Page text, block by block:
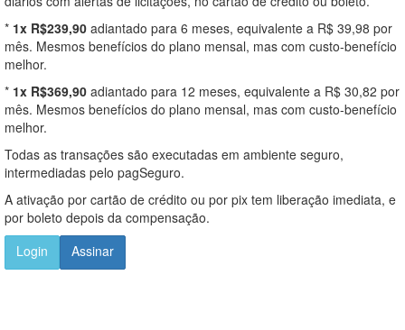
* 1x R$239,90 adiantado para 6 meses, equivalente a R$ 39,98 por
mês. Mesmos benefícios do plano mensal, mas com custo-benefício
melhor.
* 1x R$369,90 adiantado para 12 meses, equivalente a R$ 30,82 por
mês. Mesmos benefícios do plano mensal, mas com custo-benefício
melhor.
Todas as transações são executadas em ambiente seguro,
intermediadas pelo pagSeguro.
A ativação por cartão de crédito ou por pix tem liberação imediata, e
por boleto depois da compensação.
Login
Assinar